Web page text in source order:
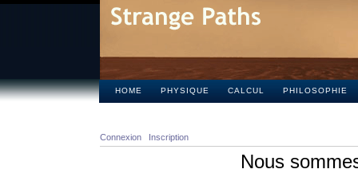
HOME PHYSIQUE CALCUL PHILOSOPHIE
Connexion Inscription
Nous